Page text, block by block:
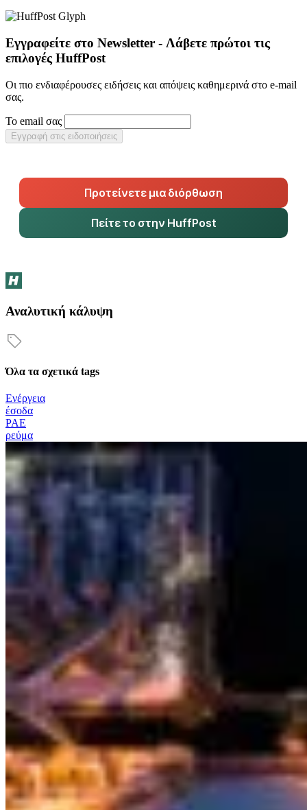
Εγγραφείτε στο Newsletter - Λάβετε πρώτοι τις
επιλογές HuffPost
Οι πιο ενδιαφέρουσες ειδήσεις και απόψεις καθημερινά στο e-mail
σας.
Το email σας
Εγγραφή στις ειδοποιήσεις
Προτείνετε μια διόρθωση
Πείτε το στην HuffPost
Αναλυτική κάλυψη
Όλα τα σχετικά tags
Ενέργεια
έσοδα
ΡΑΕ
ρεύμα